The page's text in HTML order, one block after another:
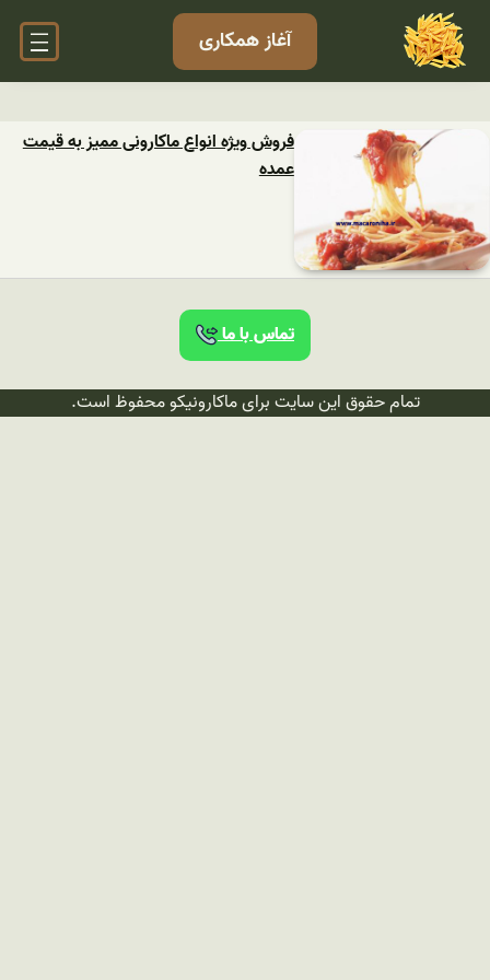
آغاز همکاری
فروش ویژه انواع ماکارونی ممیز به قیمت
عمده
تماس با ما
تمام حقوق این سایت برای ماکارونیکو محفوظ است.